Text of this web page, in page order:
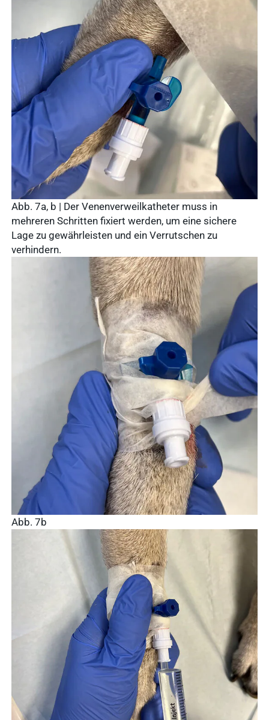
Suchanfragen
Ergebnisse
Tierarztbedarf
Ergebnisse
anzeigen
vitofyllin
Ergebnisse
Praxissoftware
Ergebnisse
Arzneimittel
Ergebnisse
Schnellzugriff
Service &
Kontakt
Tierarztbedarf
WDT-
Mitgliedschaft
Pharma-
Produktion
News & Socials
Abb. 7a, b | Der Venenverweilkatheter muss in
mehreren Schritten fixiert werden, um eine sichere
Lage zu gewährleisten und ein Verrutschen zu
verhindern.
Abb. 7b